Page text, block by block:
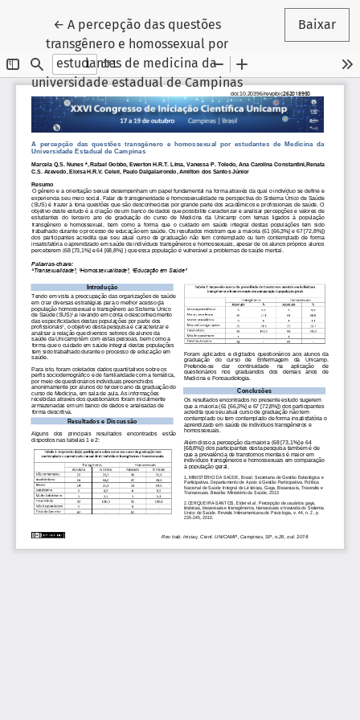
← Voltar aos Detalhes do Artigo
A percepção das questões
transgênero e homossexual por
estudantes de medicina da
universidade estadual de Campinas
Baixar